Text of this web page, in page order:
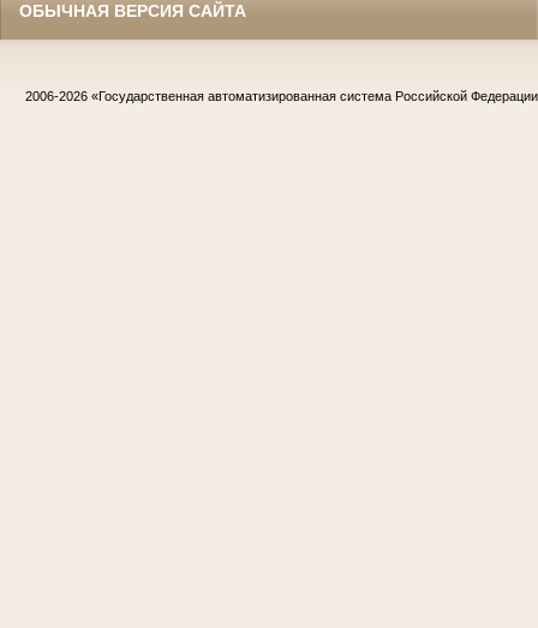
ОБЫЧНАЯ ВЕРСИЯ САЙТА
2006-2026 «Государственная автоматизированная система Российской